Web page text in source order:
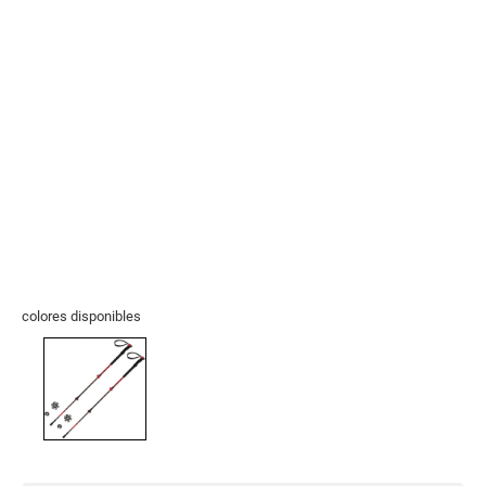
colores disponibles